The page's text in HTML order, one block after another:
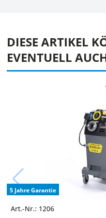
DIESE ARTIKEL
EVENTUELL
5 Jahre Garantie
Art.-Nr.: 1206